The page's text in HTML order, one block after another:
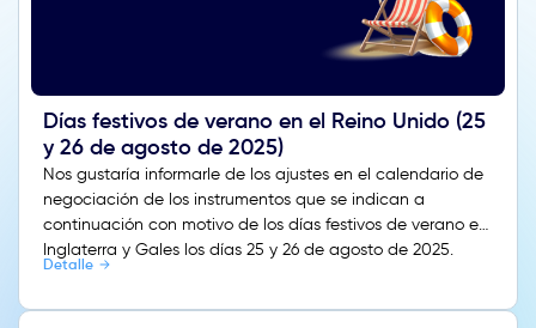
Días festivos de verano en el Reino Unido (25
y 26 de agosto de 2025)
Nos gustaría informarle de los ajustes en el calendario de
negociación de los instrumentos que se indican a
continuación con motivo de los días festivos de verano en
Inglaterra y Gales los días 25 y 26 de agosto de 2025.
Detalle